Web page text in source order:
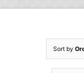
Sort by